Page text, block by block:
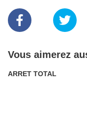
Vous aimerez
ARRET TOTAL